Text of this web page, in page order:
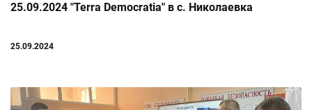
25.09.2024 "Terra Democratia" в с. Николаевка
25.09.2024